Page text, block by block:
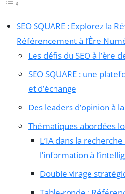
SEO SQUARE : Explorez la
Référencement à l’Ère
Les défis du SEO à l’ère
SEO SQUARE : une
et d’échange
Des leaders d’opinion à
Thématiques abordées
L’IA dans la
l’information à
Double virage